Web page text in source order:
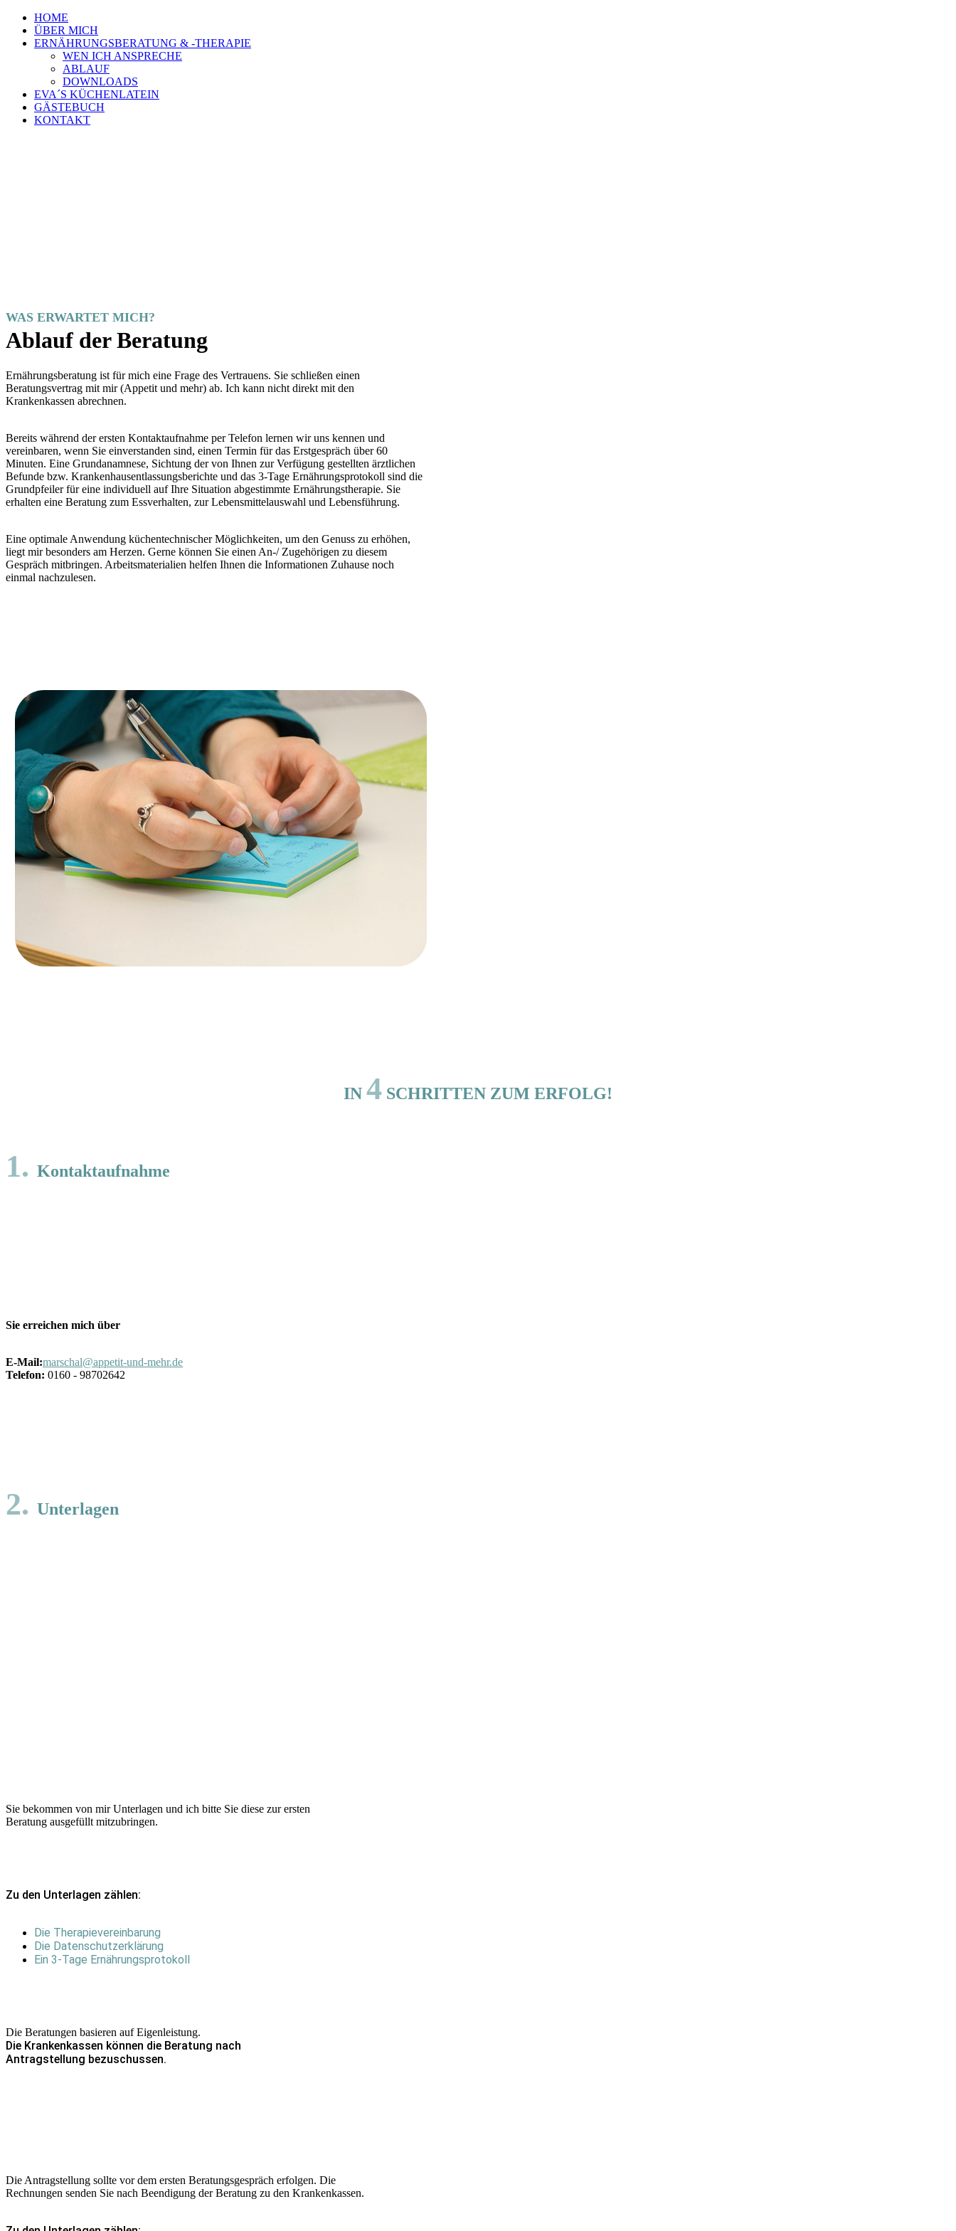
HOME
ÜBER MICH
ERNÄHRUNGS­BERATUNG & -THERAPIE
WEN ICH ANSPRECHE
ABLAUF
DOWNLOADS
EVA´S KÜCHENLATEIN
GÄSTEBUCH
KONTAKT
WAS ERWARTET MICH?
Ablauf der Beratung
Ernährungsberatung ist für mich eine Frage des Vertrauens. Sie schließen einen
Beratungsvertrag mit mir (Appetit und mehr) ab. Ich kann nicht direkt mit den
Krankenkassen abrechnen.
Bereits während der ersten Kontaktaufnahme per Telefon lernen wir uns kennen und
vereinbaren, wenn Sie einverstanden sind, einen Termin für das Erstgespräch über 60
Minuten. Eine Grundanamnese, Sichtung der von Ihnen zur Verfügung gestellten ärztlichen
Befunde bzw. Krankenhausentlassungsberichte und das 3-Tage Ernährungsprotokoll sind die
Grundpfeiler für eine individuell auf Ihre Situation abgestimmte Ernährungstherapie. Sie
erhalten eine Beratung zum Essverhalten, zur Lebensmittelauswahl und Lebensführung.
Eine optimale Anwendung küchentechnischer Möglichkeiten, um den Genuss zu erhöhen,
liegt mir besonders am Herzen. Gerne können Sie einen An-/ Zugehörigen zu diesem
Gespräch mitbringen. Arbeitsmaterialien helfen Ihnen die Informationen Zuhause noch
einmal nachzulesen.
IN 4 SCHRITTEN ZUM ERFOLG!
1. Kontakt­aufnahme
Sie erreichen mich über
E-Mail:marschal@appetit-und-mehr.de
Telefon: 0160 - 98702642
2. Unterlagen
Sie bekommen von mir Unterlagen und ich bitte Sie diese zur ersten
Beratung ausgefüllt mitzubringen.
Zu den Unterlagen zählen:
Die Therapievereinbarung
Die Datenschutzerklärung
Ein 3-Tage Ernährungsprotokoll
Die Beratungen basieren auf Eigenleistung.
Die Krankenkassen können die Beratung nach
Antragstellung bezuschussen.
Die Antragstellung sollte vor dem ersten Beratungsgespräch erfolgen. Die
Rechnungen senden Sie nach Beendigung der Beratung zu den Krankenkassen.